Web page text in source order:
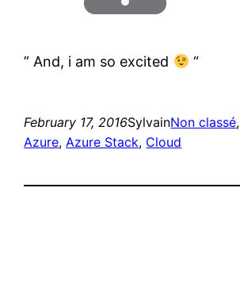
” And, i am so excited “
February 17, 2016SylvainNon classé,
Azure, Azure Stack, Cloud